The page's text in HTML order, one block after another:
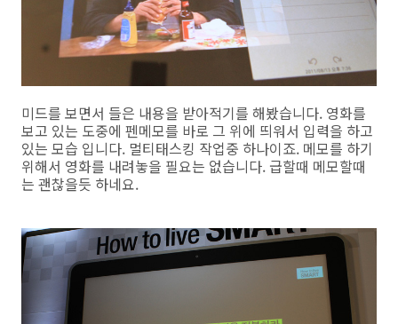
미드를 보면서 들은 내용을 받아적기를 해봤습니다. 영화를
보고 있는 도중에 펜메모를 바로 그 위에 띄워서 입력을 하고
있는 모습 입니다. 멀티태스킹 작업중 하나이죠. 메모를 하기
위해서 영화를 내려놓을 필요는 없습니다. 급할때 메모할때
는 괜찮을듯 하네요.